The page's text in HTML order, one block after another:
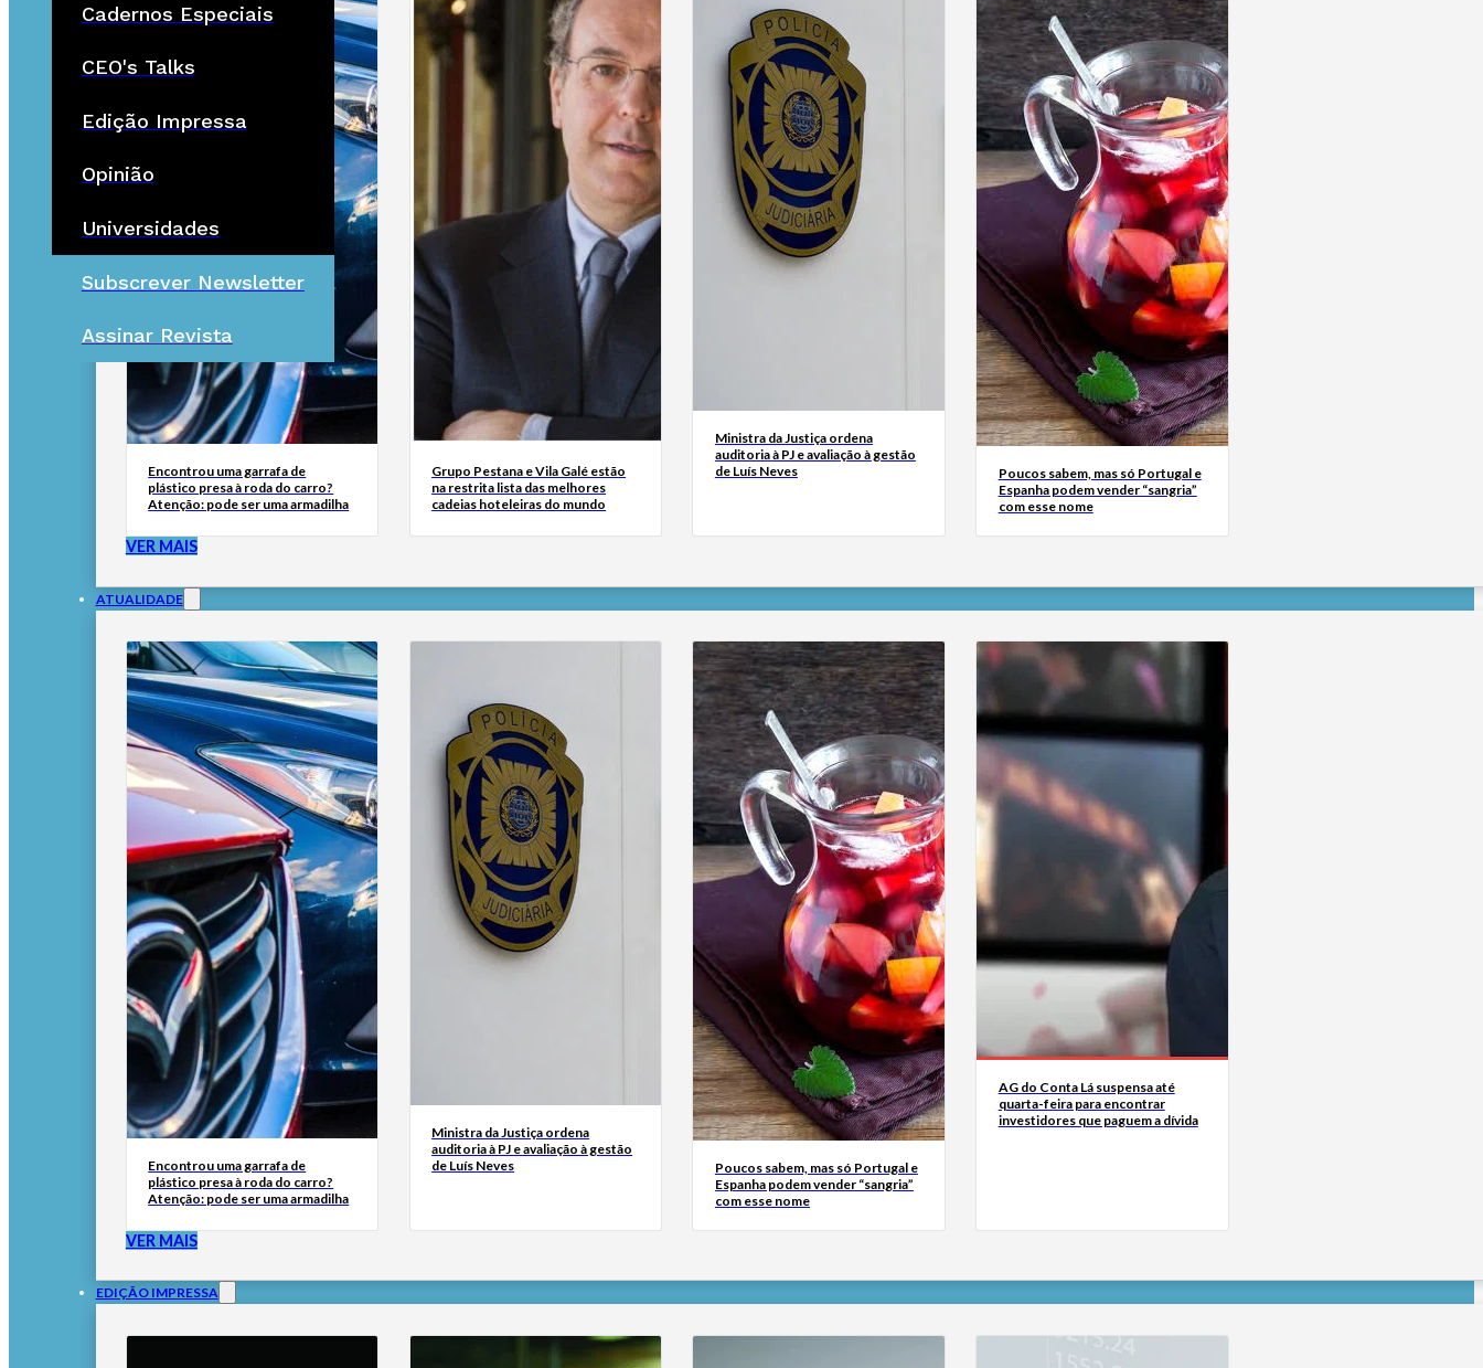
Cadernos Especiais
CEO's Talks
Edição Impressa
Opinião
Universidades
Subscrever Newsletter
Assinar Revista
Encontrou uma garrafa de
plástico presa à roda do carro?
Atenção: pode ser uma armadilha
Grupo Pestana e Vila Galé estão
na restrita lista das melhores
cadeias hoteleiras do mundo
Ministra da Justiça ordena
auditoria à PJ e avaliação à gestão
de Luís Neves
Poucos sabem, mas só Portugal e
Espanha podem vender “sangria”
com esse nome
VER MAIS
ATUALIDADE
Encontrou uma garrafa de
plástico presa à roda do carro?
Atenção: pode ser uma armadilha
Ministra da Justiça ordena
auditoria à PJ e avaliação à gestão
de Luís Neves
Poucos sabem, mas só Portugal e
Espanha podem vender “sangria”
com esse nome
AG do Conta Lá suspensa até
quarta-feira para encontrar
investidores que paguem a dívida
VER MAIS
EDIÇÃO IMPRESSA